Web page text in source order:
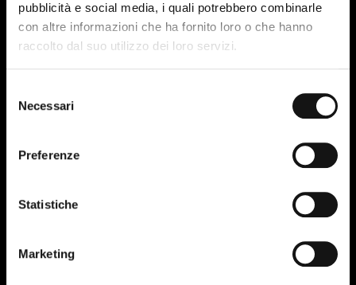
pubblicità e social media, i quali potrebbero combinarle
con altre informazioni che ha fornito loro o che hanno
raccolto dal suo utilizzo dei loro servizi.
delNecessari
Preferenze
Statistiche
Marketing